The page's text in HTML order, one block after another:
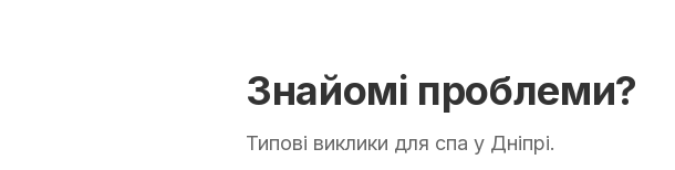
Знайомі проблеми?
Типові виклики для спа у Дніпрі.